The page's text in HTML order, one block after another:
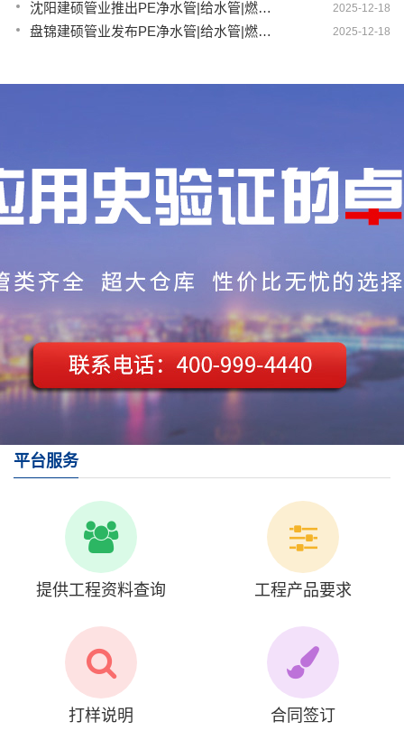
2025-12-18
沈阳建硕管业推出PE净水管|给水管|燃气管|PERT供热管|电力护套管一体化智造方案
2025-12-18
盘锦建硕管业发布PE净水管|给水管|燃气管|PERT供热管|电力护套管智慧生产新范式
平台服务
提供工程资料查询 工程产品要求
打样说明 合同签订